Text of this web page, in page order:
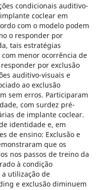
condicionais auditivo-
coclear em
com o modelo podem
o responder por
tais estratégias
menor ocorrência de
por exclusão
auditivo-visuais e
ao exclusão
sem erros. Participaram
com surdez pré-
de implante coclear.
identidade e, em
de ensino: Exclusão e
que os
nos passos de treino da
à condição
a utilização de
e exclusão diminuem